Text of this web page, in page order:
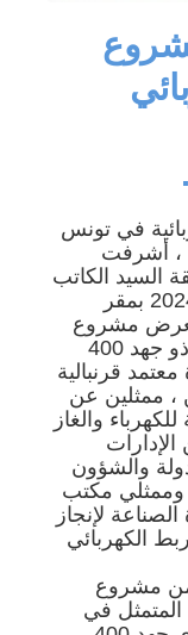
في تونس
، أشرفت
السيد الكاتب
العام للولاية يوم الإثنين 21 أكتوبر 2024 بمقر
مشروع
محطة التحويل الكهربائي المزدوج ذو جهد 400
السادة معتمد قرنبالية
، ممثلين عن
والغاز
والشؤون
وممثلي مكتب
لإنجاز
الكهربائي
من مشروع
المتمثل في